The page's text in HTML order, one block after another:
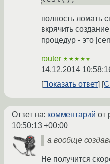
полность ломать
вкрячить
процедур - это
router ★★★★★
14.12.2014
Показать ответ
Ответ на: комментарий от
10:50:13 +00:00
а вообще
Не получится